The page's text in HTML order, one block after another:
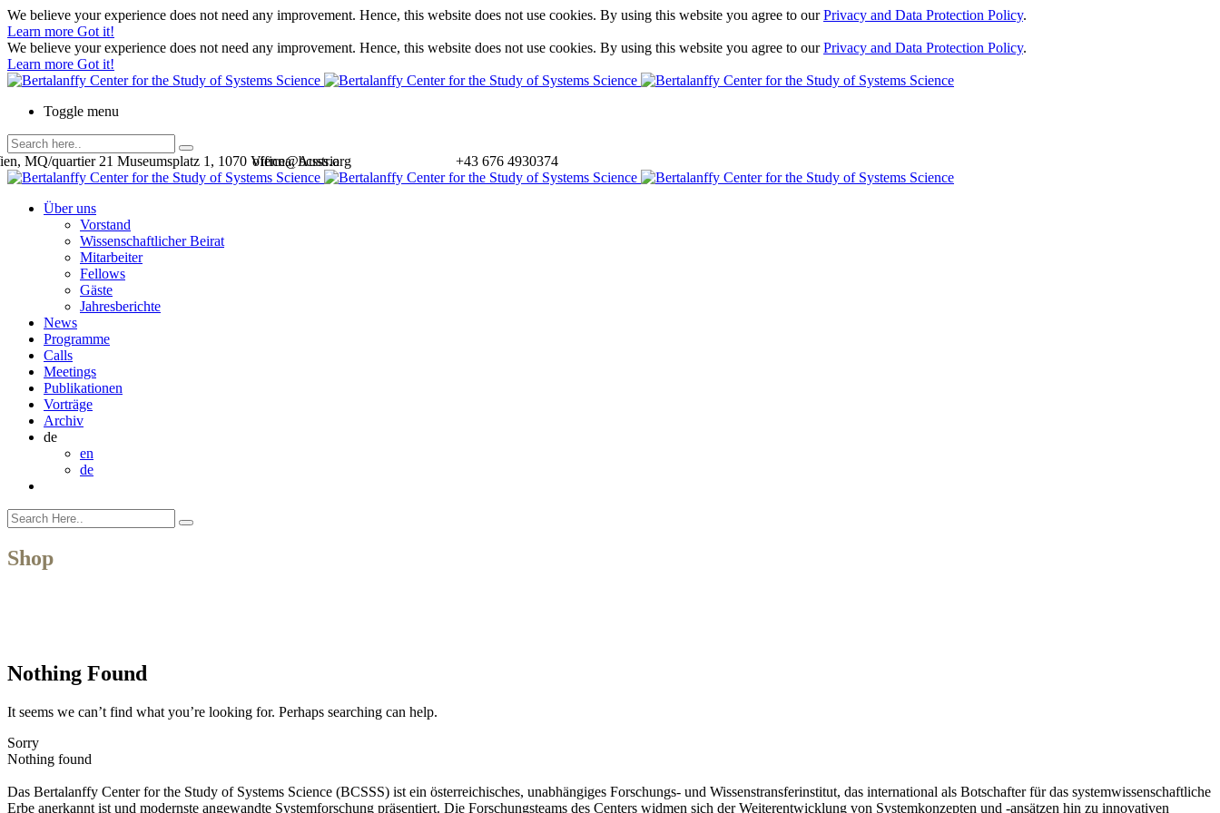
We believe your experience does not need any improvement. Hence, this website does not use cookies. By using this website you agree to ourPrivacy and Data Protection Policy.
Learn more Got it!
We believe your experience does not need any improvement. Hence, this website does not use cookies. By using this website you agree to ourPrivacy and Data Protection Policy.
Learn more Got it!
Toggle menu
+43 676 4930374
office@bcsss.org
MQ/quartier 21 Museumsplatz 1, 1070 Vienna, Austria
Über uns
Vorstand
Wissenschaftlicher Beirat
Mitarbeiter
Fellows
Gäste
Jahresberichte
News
Programme
Calls
Meetings
Publikationen
Vorträge
Archiv
de
en
de
Shop
Nothing Found
It seems we can’t find what you’re looking for. Perhaps searching can help.
Sorry
Nothing found
Das Bertalanffy Center for the Study of Systems Science (BCSSS) ist ein österreichisches, unabhängiges Forschungs- und Wissenstransferinstitut, das international als Botschafter für das systemwissenschaftliche
Erbe anerkannt ist und modernste angewandte Systemforschung präsentiert. Die Forschungsteams des Centers widmen sich der Weiterentwicklung von Systemkonzepten und -ansätzen hin zu innovativen